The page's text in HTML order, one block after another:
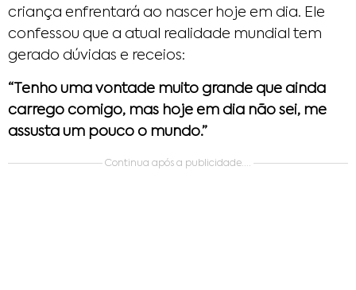
criança enfrentará ao nascer hoje em dia. Ele
confessou que a atual realidade mundial tem
gerado dúvidas e receios:
“Tenho uma vontade muito grande que ainda
carrego comigo, mas hoje em dia não sei, me
assusta um pouco o mundo.”
Continua após a publicidade....